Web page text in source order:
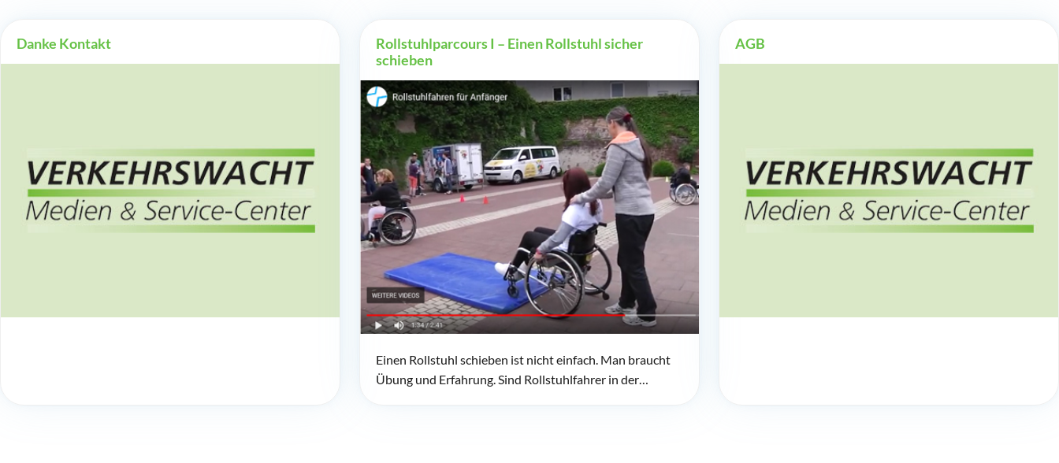
Danke Kontakt
Rollstuhlparcours I – Einen Rollstuhl sicher
schieben
Einen Rollstuhl schieben ist nicht einfach. Man braucht
Übung und Erfahrung. Sind Rollstuhlfahrer in der…
AGB